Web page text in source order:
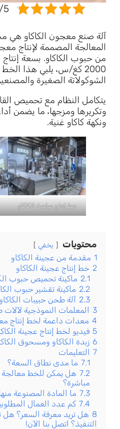
4.8/
آلة صنع معجون الكاكاو هي
المعالجة المصممة لإنتاج
2000 كغ/س، يلبي هذا
الشوكولاتة الصغيرة
يتكامل النظام مع تحميص
وتكريرها ومزجها، ما يضمن
ونكهة كاكاو غنية.
خط إنتاج صلصة الكاكاو
محتويات يخفي
1 مقدمة من عجينة الكاكاو
2 خط إنتاج عجينة الكاكاو
2.1 ماكينة تحميص حبوب
2.2 ماكينة تقشير حبوب
2.3 آلة طحن حبيبات الكاكاو
3 المعلمات النموذجية
4 معدات داعمة لخط إنتاج
5 فيديو لخط إنتاج عجينة
6 زبدة الكاكاو ومسحوق
7 التعليمات
7.1 ما مدى نطاق السعة؟
7.2 هل يمكن للخط معالجة
مباشرة؟
7.3 ما المادة المصنوعة
7.4 كم عدد العمال
8 هل تريد معرفة السعر؟ هل
التنفيذ؟ اتصل بنا الآن!